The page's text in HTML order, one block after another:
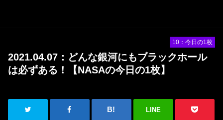
10：今日の1枚
2021.04.07：どんな銀河にもブラックホール
は必ずある！【NASAの今日の1枚】
LINE